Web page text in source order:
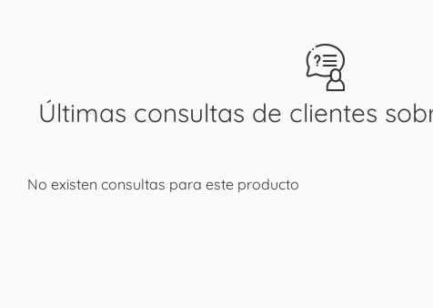
Últimas consultas de clientes
No existen consultas para este producto